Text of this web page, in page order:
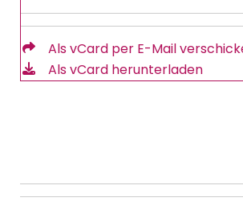
Als vCard per E-Mail
Als vCard herunterladen